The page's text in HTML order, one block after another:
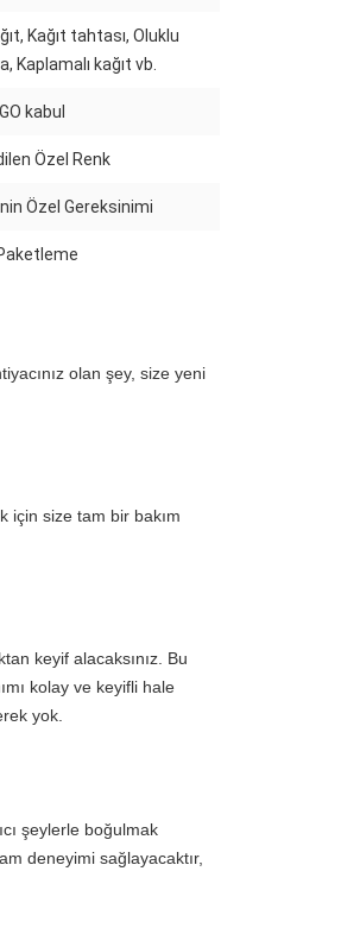
Kağıt tahtası, Oluklu
Kaplamalı kağıt vb.
kabul
Özel Renk
Özel Gereksinimi
olan şey, size yeni
için size tam bir bakım
keyif alacaksınız. Bu
kolay ve keyifli hale
yok.
şeylerle boğulmak
deneyimi sağlayacaktır,